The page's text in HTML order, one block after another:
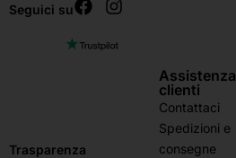
Seguici su
Trasparenza
Assistenza
clienti
Contattaci
Spedizioni e
consegne